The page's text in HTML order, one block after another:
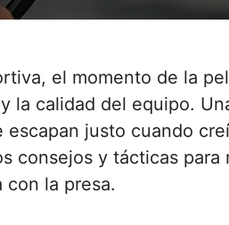
y la calidad del equipo.
justo cuando
consejos y tácticas
la presa.